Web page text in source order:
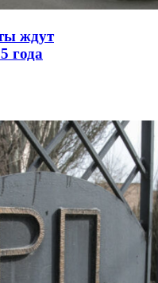
ждут
года